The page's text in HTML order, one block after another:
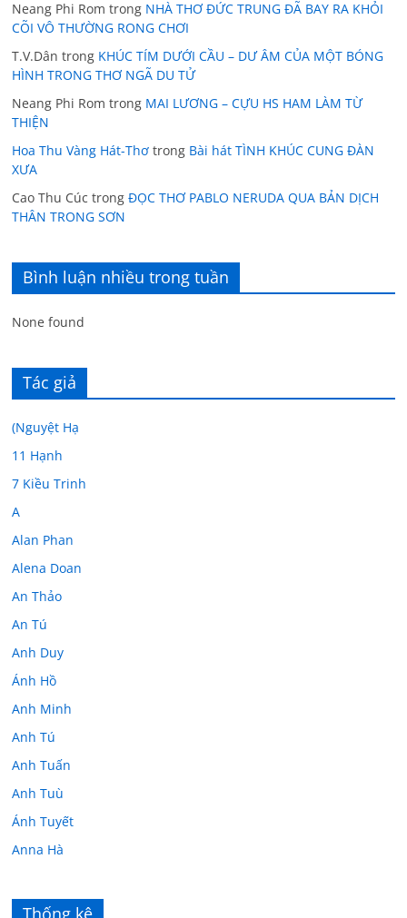
Neang Phi Rom trong NHÀ THƠ ĐỨC TRUNG ĐÃ BAY RA KHỎI
CÕI VÔ THƯỜNG RONG CHƠI
T.V.Dân trong KHÚC TÍM DƯỚI CẦU – DƯ ÂM CỦA MỘT BÓNG
HÌNH TRONG THƠ NGÃ DU TỬ
Neang Phi Rom trong MAI LƯƠNG – CỰU HS HAM LÀM TỪ
THIỆN
Hoa Thu Vàng Hát-Thơ trong Bài hát TÌNH KHÚC CUNG ĐÀN
XƯA
Cao Thu Cúc trongĐỌC THƠ PABLO NERUDA QUA BẢN DỊCH
THÂN TRONG SƠN
Bình luận nhiều trong tuần
None found
Tác giả
(Nguyệt Hạ
11 Hạnh
7 Kiều Trinh
A
Alan Phan
Alena Doan
An Thảo
An Tú
Anh Duy
Ánh Hồ
Anh Minh
Anh Tú
Anh Tuấn
Anh Tuù
Ánh Tuyết
Anna Hà
Âu Tú Vân
Thống kê